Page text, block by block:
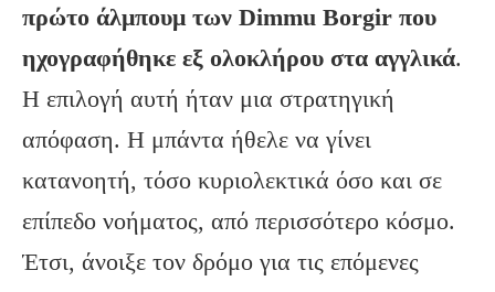
πρώτο άλμπουμ των Dimmu Borgir που
ηχογραφήθηκε εξ ολοκλήρου στα αγγλικά.
Η επιλογή αυτή ήταν μια στρατηγική
απόφαση. Η μπάντα ήθελε να γίνει
κατανοητή, τόσο κυριολεκτικά όσο και σε
επίπεδο νοήματος, από περισσότερο κόσμο.
Έτσι, άνοιξε τον δρόμο για τις επόμενες